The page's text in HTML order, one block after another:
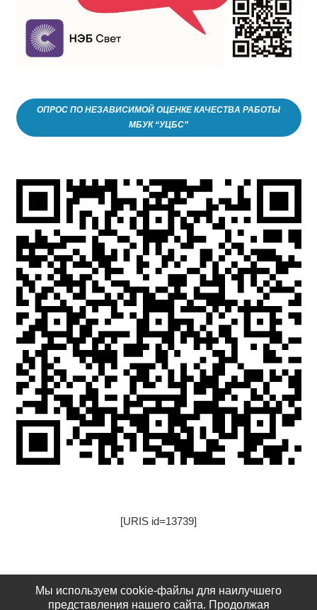
ОПРОС ПО НЕЗАВИСИМОЙ ОЦЕНКЕ КАЧЕСТВА РАБОТЫ
МБУК “УЦБС”
[URIS id=13739]
[URIS id=17522]
Мы используем cookie-файлы для наилучшего
представления нашего сайта. Продолжая